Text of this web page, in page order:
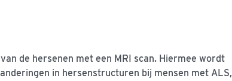
de hersenen met een MRI scan. Hiermee wordt
in hersenstructuren bij mensen met ALS,